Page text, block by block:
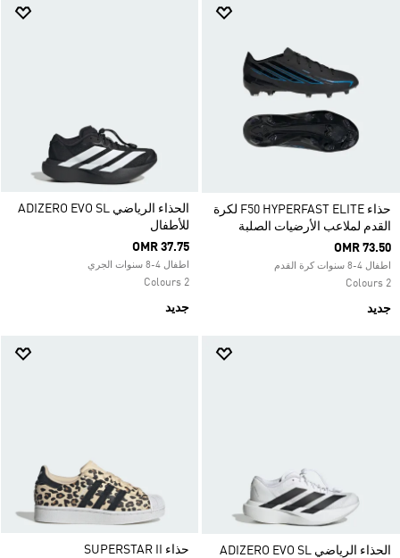
حذاء F50 HYPERFAST ELITE لكرة
القدم لملاعب الأرضيات الصلبة
OMR 73.50
اطفال 4-8 سنوات كرة القدم
2 Colours
جديد
الحذاء الرياضي ADIZERO EVO SL
للأطفال
OMR 37.75
اطفال 4-8 سنوات الجري
2 Colours
جديد
الحذاء الرياضي ADIZERO EVO SL
حذاء SUPERSTAR II